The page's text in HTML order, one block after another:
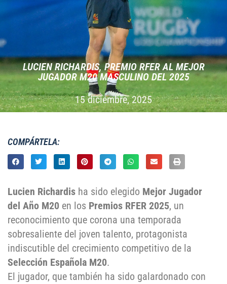
LUCIEN RICHARDIS, PREMIO RFER AL MEJOR
JUGADOR M20 MASCULINO DEL 2025
15 diciembre, 2025
COMPÁRTELA:
Lucien Richardis ha sido elegido Mejor Jugador
del Año M20 en los Premios RFER 2025, un
reconocimiento que corona una temporada
sobresaliente del joven talento, protagonista
indiscutible del crecimiento competitivo de la
Selección Española M20.
El jugador, que también ha sido galardonado con